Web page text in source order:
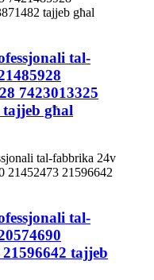
tal-
7423013325
tajjeb għal
tal-
tajjeb